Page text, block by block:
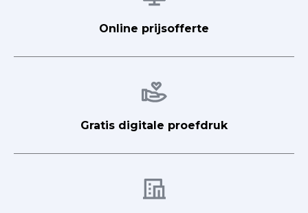
Online prijsofferte
Afbeelding
Gratis digitale proefdruk
Afbeelding